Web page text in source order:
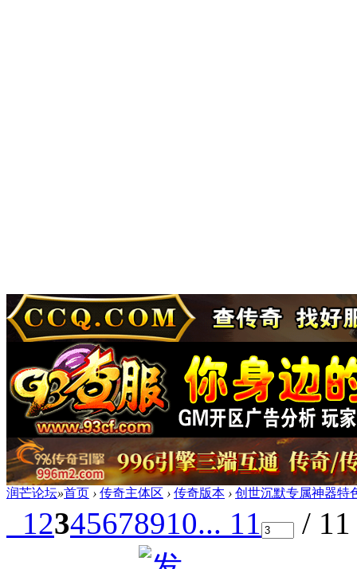
润芒论坛»首页 › 传奇主体区 › 传奇版本 › 创世沉默专属神器特
12345678910... 11 /